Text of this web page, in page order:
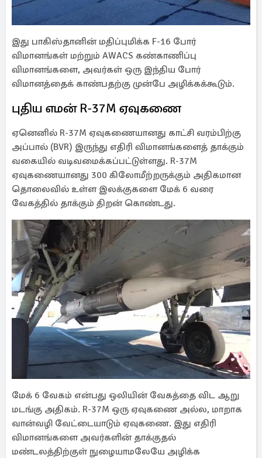
இது பாகிஸ்தானின் மதிப்புமிக்க F-16 போர்
விமானங்கள் மற்றும் AWACS கண்காணிப்பு
விமானங்களை, அவர்கள் ஒரு இந்திய போர்
விமானத்தைக் காண்பதற்கு முன்பே அழிக்கக்கூடும்.
புதிய எமன் R-37M ஏவுகணை
ஏனெனில் R-37M ஏவுகணையானது காட்சி வரம்பிற்கு
அப்பால் (BVR) இருந்து எதிரி விமானங்களைத் தாக்கும்
வகையில் வடிவமைக்கப்பட்டுள்ளது. R-37M
ஏவுகணையானது 300 கிலோமீற்றருக்கும் அதிகமான
தொலைவில் உள்ள இலக்குகளை மேக் 6 வரை
வேகத்தில் தாக்கும் திறன் கொண்டது.
மேக் 6 வேகம் என்பது ஒலியின் வேகத்தை விட ஆறு
மடங்கு அதிகம். R-37M ஒரு ஏவுகணை அல்ல, மாறாக
வான்வழி வேட்டையாடும் ஏவுகணை. இது எதிரி
விமானங்களை அவர்களின் தாக்குதல்
மண்டலத்திற்குள் நுழையாமலேயே அழிக்க